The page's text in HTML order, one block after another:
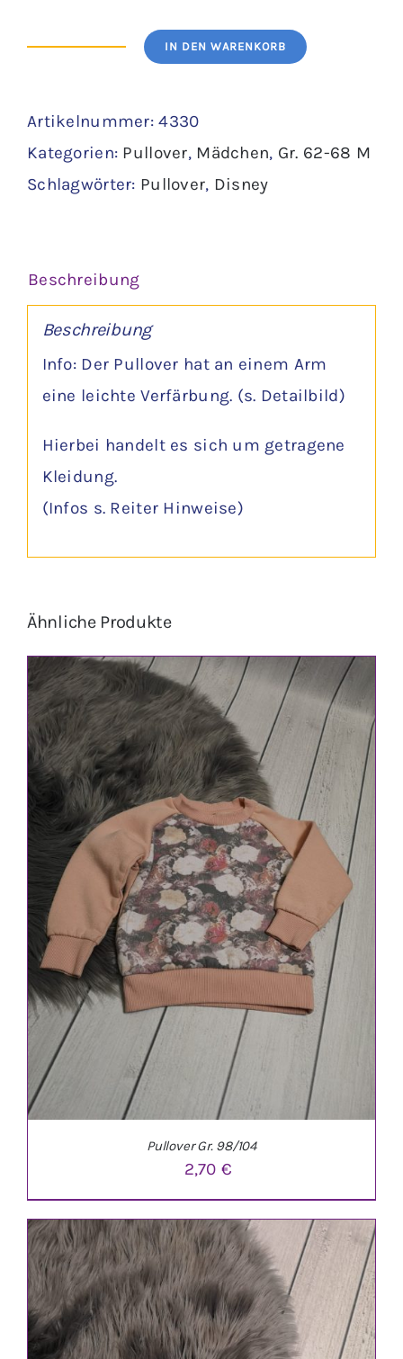
68
-
Disney
IN DEN WARENKORB
Artikelnummer:4330
Kategorien: Pullover, Mädchen, Gr. 62-68 M
Schlagwörter: Pullover, Disney
Beschreibung
Beschreibung
Info: Der Pullover hat an einem Arm
eine leichte Verfärbung. (s. Detailbild)
Hierbei handelt es sich um getragene
Kleidung.
(Infos s. Reiter Hinweise)
Ähnliche Produkte
IN DEN WARENKORB / DETAILS
Pullover Gr. 98/104
2,70€